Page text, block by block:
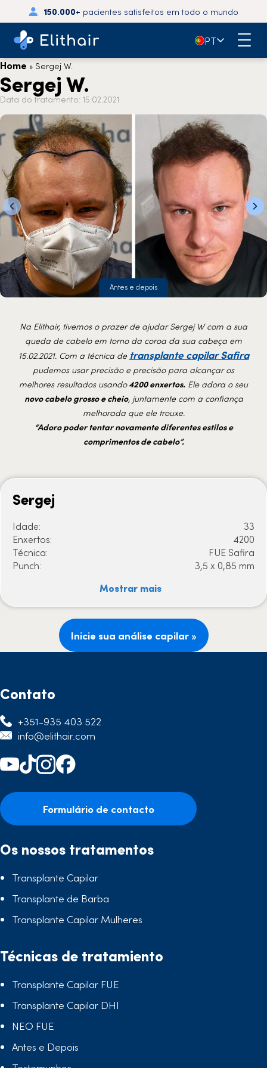
150.000+ pacientes satisfeitos em todo o mundo
🇵🇹PT
Home » Sergej W.
Sergej W.
Data do tratamento: 15.02.2021
Antes e depois
Na Elithair, tivemos o prazer de ajudar Sergej W com a sua
queda de cabelo em torno da coroa da sua cabeça em
15.02.2021. Com a técnica de transplante capilar Safira
pudemos usar precisão e precisão para alcançar os
melhores resultados usando4200 enxertos. Ele adora o seu
novo cabelo grosso e cheio, juntamente com a confiança
melhorada que ele trouxe.
“Adoro poder tentar novamente diferentes estilos e
comprimentos de cabelo”.
Sergej
Idade:
33
Enxertos:
4200
Técnica:
FUE Safira
Punch:
3,5 x 0,85 mm
Mostrar mais
Inicie sua análise capilar »
Contato
+351-935 403 522
info@elithair.com
Formulário de contacto
Os nossos tratamentos
Transplante Capilar
Transplante de Barba
Transplante Capilar Mulheres
Técnicas de tratamiento
Transplante Capilar FUE
Transplante Capilar DHI
NEO FUE
Antes e Depois